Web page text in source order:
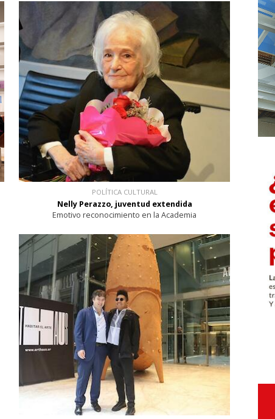
POLÍTICA CULTURAL
Nelly Perazzo, juventud extendida
Emotivo reconocimiento en la Academia